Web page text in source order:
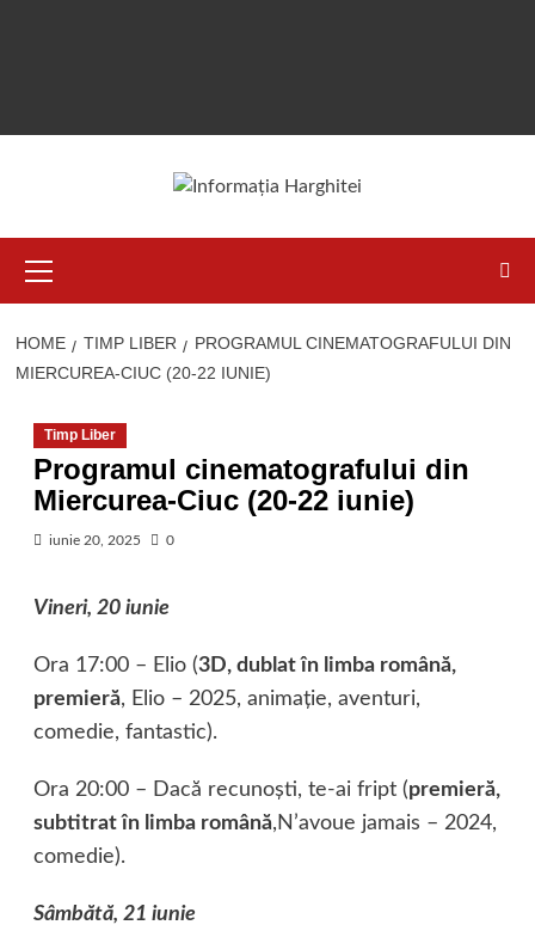
Menu
HOME TIMP LIBER
PROGRAMUL CINEMATOGRAFULUI DIN
MIERCUREA-CIUC (20-22 IUNIE)
Timp Liber
Programul cinematografului din
Miercurea-Ciuc (20-22 iunie)
iunie 20, 2025 0
Vineri, 20 iunie
Ora 17:00 – Elio (3D, dublat în limba română,
premieră, Elio – 2025, animaţie, aventuri,
comedie, fantastic).
Ora 20:00 – Dacă recunoşti, te-ai fript (premieră,
subtitrat în limba română,N’avoue jamais – 2024,
comedie).
Sâmbătă, 21 iunie